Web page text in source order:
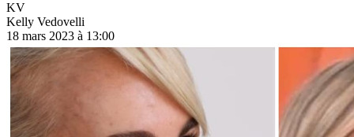
KV
Kelly Vedovelli
18 mars 2023 à 13:00